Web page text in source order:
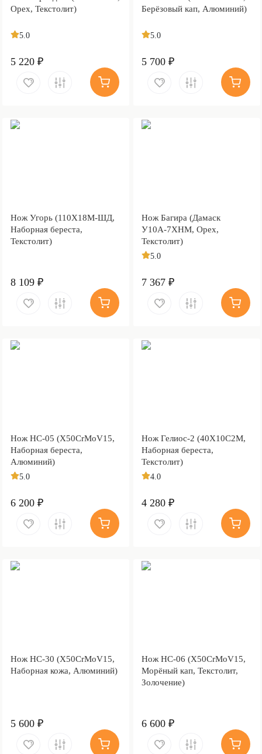
Орех, Текстолит)
5.0
5 220 ₽
Берёзовый кап, Алюминий)
5.0
5 700 ₽
Нож Угорь (110Х18М-ШД,
Наборная береста,
Текстолит)
8 109 ₽
Нож Багира (Дамаск
У10А-7ХНМ, Орех,
Текстолит)
5.0
7 367 ₽
Нож НС-05 (X50CrMoV15,
Наборная береста,
Алюминий)
5.0
6 200 ₽
Нож Гелиос-2 (40Х10С2М,
Наборная береста,
Текстолит)
4.0
4 280 ₽
Нож НС-30 (X50CrMoV15,
Наборная кожа, Алюминий)
5 600 ₽
Нож НС-06 (X50CrMoV15,
Морёный кап, Текстолит,
Золочение)
6 600 ₽